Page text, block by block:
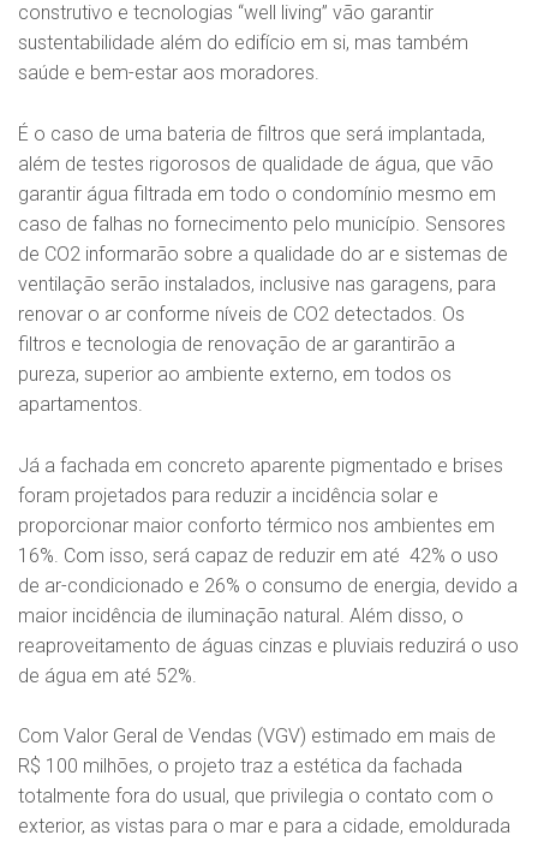
construtivo e tecnologias “well living” vão garantir
sustentabilidade além do edifício em si, mas também
saúde e bem-estar aos moradores.
É o caso de uma bateria de filtros que será implantada,
além de testes rigorosos de qualidade de água, que vão
garantir água filtrada em todo o condomínio mesmo em
caso de falhas no fornecimento pelo município. Sensores
de CO2 informarão sobre a qualidade do ar e sistemas de
ventilação serão instalados, inclusive nas garagens, para
renovar o ar conforme níveis de CO2 detectados. Os
filtros e tecnologia de renovação de ar garantirão a
pureza, superior ao ambiente externo, em todos os
apartamentos.
Já a fachada em concreto aparente pigmentado e brises
foram projetados para reduzir a incidência solar e
proporcionar maior conforto térmico nos ambientes em
16%. Com isso, será capaz de reduzir em até 42% o uso
de ar-condicionado e 26% o consumo de energia, devido a
maior incidência de iluminação natural. Além disso, o
reaproveitamento de águas cinzas e pluviais reduzirá o uso
de água em até 52%.
Com Valor Geral de Vendas (VGV) estimado em mais de
R$ 100 milhões, o projeto traz a estética da fachada
totalmente fora do usual, que privilegia o contato com o
exterior, as vistas para o mar e para a cidade, emoldurada